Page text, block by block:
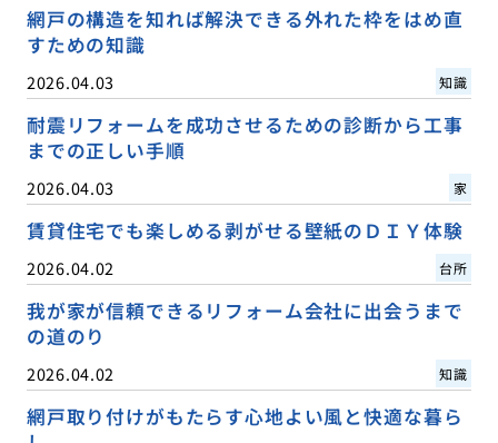
網戸の構造を知れば解決できる外れた枠をはめ直
すための知識
2026.04.03 知識
耐震リフォームを成功させるための診断から工事
までの正しい手順
2026.04.03 家
賃貸住宅でも楽しめる剥がせる壁紙のＤＩＹ体験
2026.04.02 台所
我が家が信頼できるリフォーム会社に出会うまで
の道のり
2026.04.02 知識
網戸取り付けがもたらす心地よい風と快適な暮ら